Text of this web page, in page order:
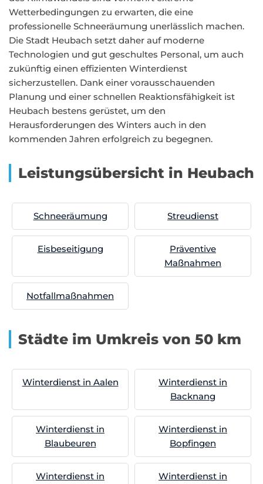
Wetterbedingungen zu erwarten, die eine
professionelle Schneeräumung unerlässlich machen.
Die Stadt Heubach setzt daher auf moderne
Technologien und gut geschultes Personal, um auch
zukünftig einen effizienten Winterdienst
sicherzustellen. Dank einer vorausschauenden
Planung und einer schnellen Reaktionsfähigkeit ist
Heubach bestens gerüstet, um den
Herausforderungen des Winters auch in den
kommenden Jahren erfolgreich zu begegnen.
Leistungsübersicht in Heubach
Schneeräumung Streudienst
Eisbeseitigung
Präventive
Maßnahmen
Notfallmaßnahmen
Städte im Umkreis von 50 km
Winterdienst in Aalen
Winterdienst in
Backnang
Winterdienst in
Blaubeuren
Winterdienst in
Bopfingen
Winterdienst in
Winterdienst in